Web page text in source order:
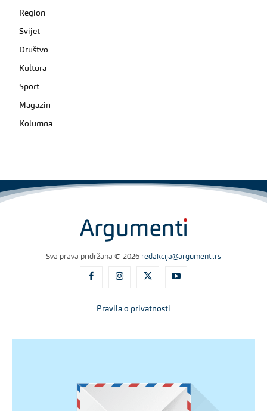
Region
Svijet
Društvo
Kultura
Sport
Magazin
Kolumna
Sva prava pridržana © 2026 redakcija@argumenti.rs
Pravila o privatnosti